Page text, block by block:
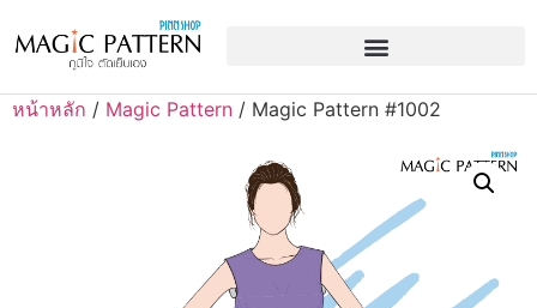
หน้าหลัก / Magic Pattern / Magic Pattern #1002